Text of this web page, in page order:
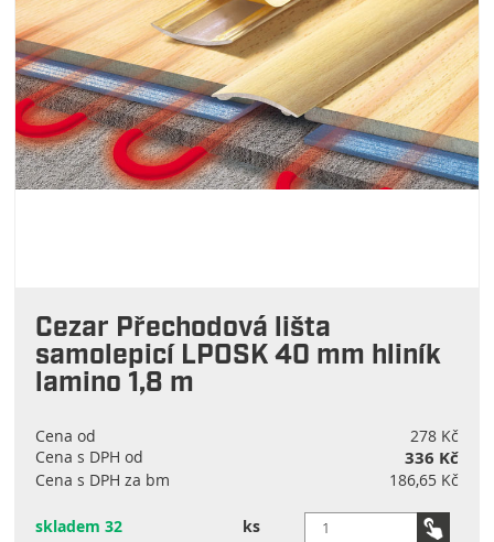
Cezar Přechodová lišta
samolepicí LPOSK 40 mm hliník
lamino 1,8 m
Cena od
278 Kč
Cena s DPH od
336 Kč
Cena s DPH za bm 186,65 Kč
skladem 32 ks